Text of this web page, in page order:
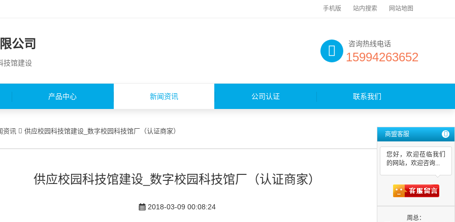
手机版 站内搜索 网站地图
公司
技馆建设
咨询热线电话
15994263652
产品中心 新闻资讯 公司认证 联系我们
资讯 供应校园科技馆建设_数字校园科技馆厂（认证商家）
供应校园科技馆建设_数字校园科技馆厂（认证商家）
2018-03-09 00:08:24
商盟客服
您好，欢迎莅临我们
的网站，欢迎咨询...
周总：